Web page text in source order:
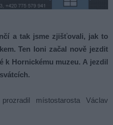
a tak jsme zjišťovali, jak to
Ten loni začal nově jezdit
k Hornickému muzeu. A jezdil
místostarosta Václav